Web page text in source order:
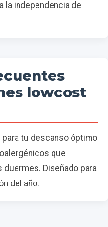
la independencia de
lowcost
para tu descanso óptimo
que
Diseñado para
del año.